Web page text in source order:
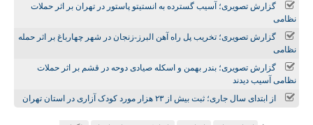
گزارش تصویری؛ آسیب گسترده به انستیتو پاستور در تهران بر اثر حملات
نظامی
گزارش تصویری؛ تخریب پل راه آهن البرز-زنجان در شهر چهارباغ بر اثر حمله
نظامی
گزارش تصویری؛ بندر بهمن و اسکله صیادی دوحه در قشم بر اثر حملات
نظامی آسیب دیدند
از ابتدای سال جاری؛ ثبت بیش از ۲۳ هزار مورد کودک آزاری در استان تهران